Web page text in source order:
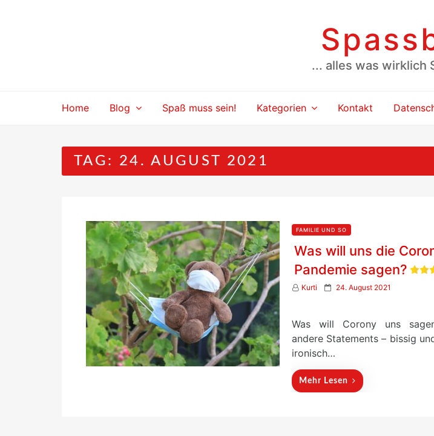
... alles was wirklich
Home Blog Spaß muss sein! Kategorien Kontakt
TAG: 24. AUGUST 2021
FAMILIE UND SO
Was will uns die
Pandemie sagen?
Kurti
P
t
e
d
24. August 2021
Was will Corony uns
andere Statements – bissig
ironisch…
Mehr Lesen